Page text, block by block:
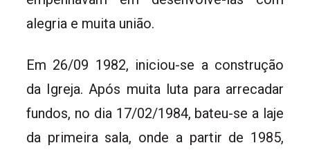
alegria e muita união.
Em 26/09 1982, iniciou-se a construção
da Igreja. Após muita luta para arrecadar
fundos, no dia 17/02/1984, bateu-se a laje
da primeira sala, onde a partir de 1985,